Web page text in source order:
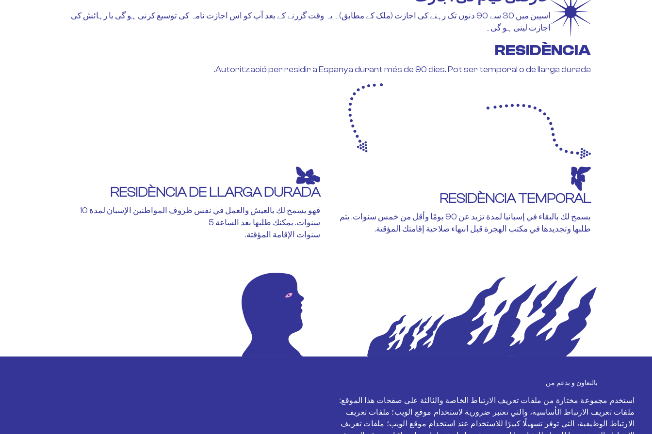
اسپین میں 30 سے 90 دنوں تک رہنے کی اجازت (ملک کے مطابق)۔ یہ وقت گزرنے کے بعد آپ کو اس اجازت نامہ کی توسیع کرنی ہو گی یا رہائش کی
اجازت لینی ہو گی۔
RESIDÈNCIA
Autorització per residir a Espanya durant més de 90 dies. Pot ser temporal o de llarga durada.
RESIDÈNCIA TEMPORAL
يسمح لك بالبقاء في إسبانيا لمدة تزيد عن 90 يومًا وأقل من خمس سنوات. يتم
طلبها وتجديدها في مكتب الهجرة قبل انتهاء صلاحية إقامتك المؤقتة.
RESIDÈNCIA DE LLARGA DURADA
فهو يسمح لك بالعيش والعمل في نفس ظروف المواطنين الإسبان لمدة 10
سنوات. يمكنك طلبها بعد الساعة 5
سنوات الإقامة المؤقتة.
بالتعاون و بدعم من
استخدم مجموعة مختارة من ملفات تعريف الارتباط الخاصة والثالثة على صفحات هذا الموقع:
ملفات تعريف الارتباط الأساسية، والتي تعتبر ضرورية لاستخدام موقع الويب؛ ملفات تعريف
الارتباط الوظيفية، التي توفر تسهيلًا كبيرًا للاستخدام عند استخدام موقع الويب؛ ملفات تعريف